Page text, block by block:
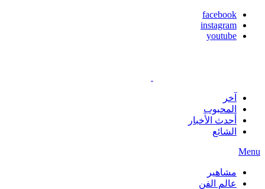
facebook
instagram
youtube
آخر
المحبوب
أحدث الأخبار
الشائع
Menu
مشاهير
عالم الفن